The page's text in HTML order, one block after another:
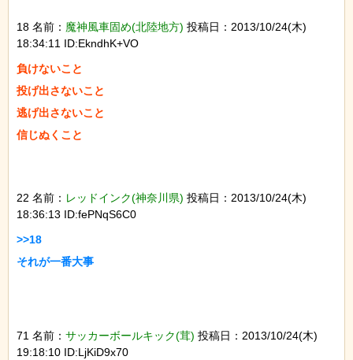
18 名前： 魔神風車固め(北陸地方) 投稿日：2013/10/24(木)
18:34:11 ID:EkndhK+VO
負けないこと
投げ出さないこと
逃げ出さないこと
22 名前： レッドインク(神奈川県) 投稿日：2013/10/24(木)
18:36:13 ID:fePNqS6C0
>>18
71 名前： サッカーボールキック(茸) 投稿日：2013/10/24(木)
19:18:10 ID:LjKiD9x70